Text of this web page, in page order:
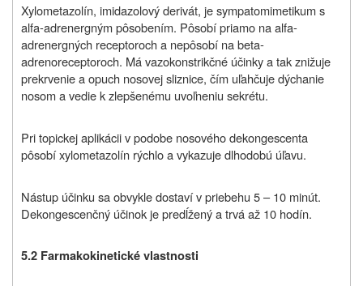
Xylometazolín, imidazolový derivát, je sympatomimetikum s
alfa‑adrenergným pôsobením. Pôsobí priamo na alfa-
adrenergných receptoroch a nepôsobí na beta-
adrenoreceptoroch. Má vazokonstrikčné účinky a tak znižuje
prekrvenie a opuch nosovej sliznice, čím uľahčuje dýchanie
nosom a vedie k zlepšenému uvoľneniu sekrétu.
Pri topickej aplikácii v podobe nosového dekongescenta
pôsobí xylometazolín rýchlo a vykazuje dlhodobú úľavu.
Nástup účinku sa obvykle dostaví v priebehu 5 – 10 minút.
Dekongescenčný účinok je predĺžený a trvá až 10 hodín.
5.2 Farmakokinetické vlastnosti